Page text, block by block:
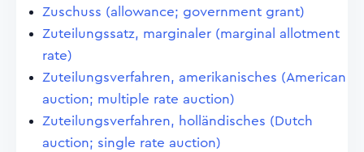
Zuschuss (allowance; government grant)
Zuteilungssatz, marginaler (marginal allotment
rate)
Zuteilungsverfahren, amerikanisches (American
auction; multiple rate auction)
Zuteilungsverfahren, holländisches (Dutch
auction; single rate auction)